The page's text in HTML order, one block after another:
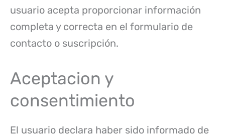
usuario acepta proporcionar información
completa y correcta en el formulario de
contacto o suscripción.
Aceptacion y
consentimiento
El usuario declara haber sido informado de